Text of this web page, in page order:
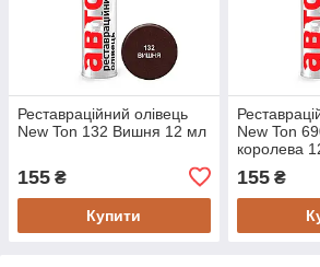
Реставраційний олівець
New Ton 132 Вишня 12 мл
155 ₴
Купити
New Ton
королева
155₴